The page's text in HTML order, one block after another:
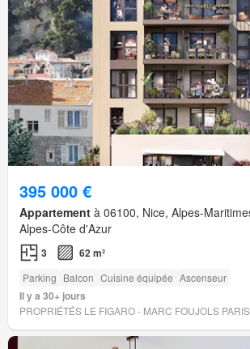
395 000 €
Appartement à 06100, Nice, Alpes-
Alpes-Côte d'Azur
3 62 m²
Parking Balcon Cuisine équipée Ascenseur
Il y a 30+ jours
PROPRIÉTÉS LE FIGARO - MARC FOUJOLS